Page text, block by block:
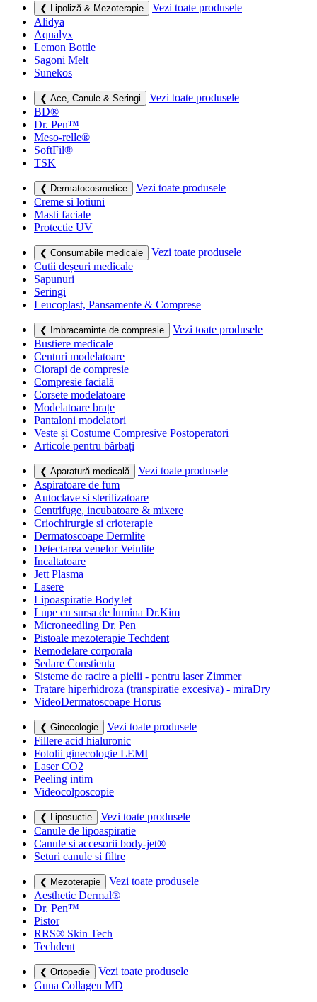
❮ Lipoliză & Mezoterapie
Vezi toate produsele
Alidya
Aqualyx
Lemon Bottle
Sagoni Melt
Sunekos
❮ Ace, Canule & Seringi
Vezi toate produsele
BD®
Dr. Pen™
Meso-relle®
SoftFil®
TSK
❮ Dermatocosmetice
Vezi toate produsele
Creme si lotiuni
Masti faciale
Protectie UV
❮ Consumabile medicale
Vezi toate produsele
Cutii deșeuri medicale
Sapunuri
Seringi
Leucoplast, Pansamente & Comprese
❮ Imbracaminte de compresie
Vezi toate produsele
Bustiere medicale
Centuri modelatoare
Ciorapi de compresie
Compresie facială
Corsete modelatoare
Modelatoare brațe
Pantaloni modelatori
Veste și Costume Compresive Postoperatori
Articole pentru bărbați
❮ Aparatură medicală
Vezi toate produsele
Aspiratoare de fum
Autoclave si sterilizatoare
Centrifuge, incubatoare & mixere
Criochirurgie si crioterapie
Dermatoscoape Dermlite
Detectarea venelor Veinlite
Incaltatoare
Jett Plasma
Lasere
Lipoaspiratie BodyJet
Lupe cu sursa de lumina Dr.Kim
Microneedling Dr. Pen
Pistoale mezoterapie Techdent
Remodelare corporala
Sedare Constienta
Sisteme de racire a pielii - pentru laser Zimmer
Tratare hiperhidroza (transpiratie excesiva) - miraDry
VideoDermatoscoape Horus
❮ Ginecologie
Vezi toate produsele
Fillere acid hialuronic
Fotolii ginecologie LEMI
Laser CO2
Peeling intim
Videocolposcopie
❮ Liposuctie
Vezi toate produsele
Canule de lipoaspiratie
Canule si accesorii body-jet®
Seturi canule si filtre
❮ Mezoterapie
Vezi toate produsele
Aesthetic Dermal®
Dr. Pen™
Pistor
RRS® Skin Tech
Techdent
❮ Ortopedie
Vezi toate produsele
Guna Collagen MD